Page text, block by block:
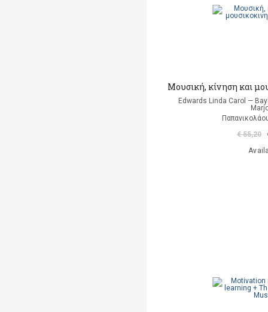
Μουσική, κίνηση και
Edwards Linda Carol —
€ 55,20